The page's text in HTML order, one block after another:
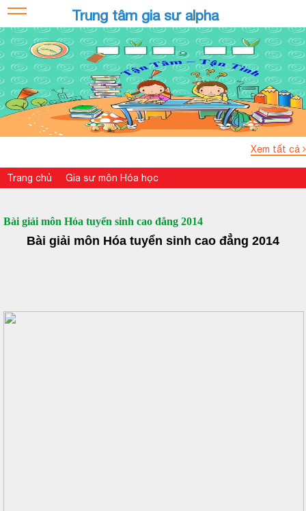
Trung tâm gia sư alpha
Xem tất cả
Trang chủ Gia sư môn Hóa học
Bài giải môn Hóa tuyển sinh cao đẳng 2014
Bài giải môn Hóa tuyển sinh cao đẳng 2014